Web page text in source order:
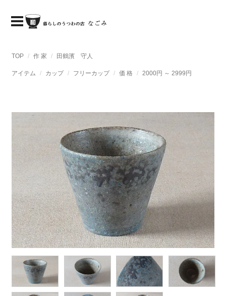
TOP 作 家 田鶴濱 守人
アイテム カップ フリーカップ 価 格 2000円 ～ 2999円